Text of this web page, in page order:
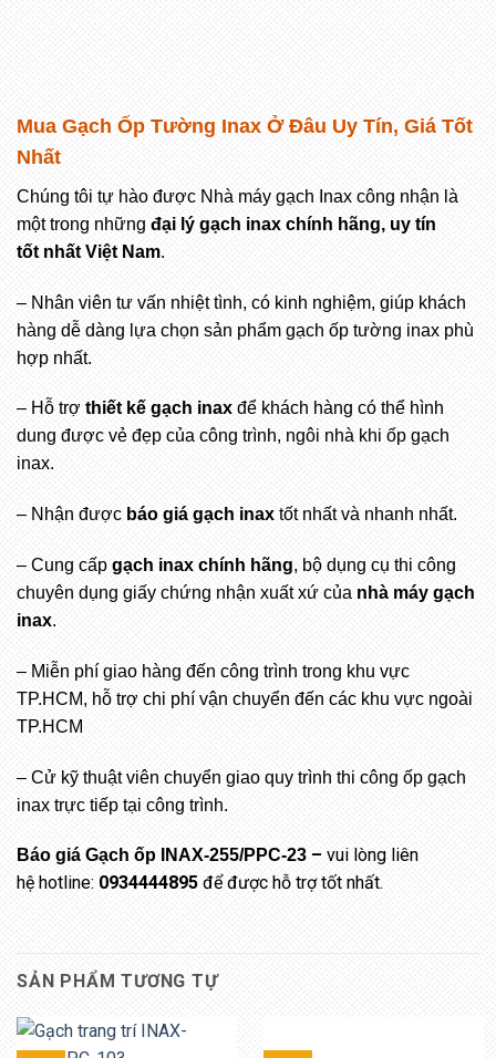
Mua Gạch Ốp Tường Inax Ở Đâu Uy Tín, Giá Tốt
Nhất
Chúng tôi tự hào được Nhà máy gạch Inax công nhận là
một trong những đại lý gạch inax chính hãng, uy tín
tốt nhất Việt Nam.
– Nhân viên tư vấn nhiệt tình, có kinh nghiệm, giúp khách
hàng dễ dàng lựa chọn sản phẩm gạch ốp tường inax phù
hợp nhất.
– Hỗ trợ thiết kế gạch inax để khách hàng có thể hình
dung được vẻ đẹp của công trình, ngôi nhà khi ốp gạch
inax.
– Nhận được báo giá gạch inax tốt nhất và nhanh nhất.
– Cung cấp gạch inax chính hãng, bộ dụng cụ thi công
chuyên dụng giấy chứng nhận xuất xứ của nhà máy gạch
inax.
– Miễn phí giao hàng đến công trình trong khu vực
TP.HCM, hỗ trợ chi phí vận chuyển đến các khu vực ngoài
TP.HCM
– Cử kỹ thuật viên chuyển giao quy trình thi công ốp gạch
inax trực tiếp tại công trình.
Báo giá Gạch ốp INAX-255/PPC-23 – vui lòng liên
hệ hotline: 0934444895 để được hỗ trợ tốt nhất.
SẢN PHẨM TƯƠNG TỰ